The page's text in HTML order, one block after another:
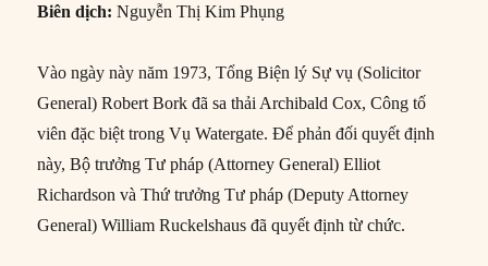
Biên dịch: Nguyễn Thị Kim Phụng
Vào ngày này năm 1973, Tổng Biện lý Sự vụ (Solicitor
General) Robert Bork đã sa thải Archibald Cox, Công tố
viên đặc biệt trong Vụ Watergate. Để phản đối quyết định
này, Bộ trưởng Tư pháp (Attorney General) Elliot
Richardson và Thứ trưởng Tư pháp (Deputy Attorney
General) William Ruckelshaus đã quyết định từ chức.